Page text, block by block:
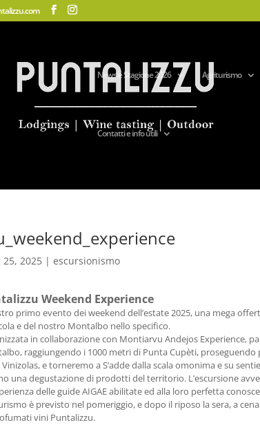
News e Stagione 2026 Agriturismo
Contatti e info utili
25, 2025 |escursionismo
Weekend Experience
primo evento dei weekend dell’estate 2025, una mega
e del nostro Montalbo nello specifico.
in collaborazione con Montiarvu Andejos Experience,
raggiungendo i 1000 metri di Punta Cupèti, proseguendo
Vinizolas, e torneremo a S’adde dalla scala omonima e su
una degustazione di prodotti del territorio. L’escursione
delle guide AIGAE abilitate ed alla loro perfetta
è previsto nel pomeriggio, e dopo il riposo la sera, a
vini Puntalizzu.